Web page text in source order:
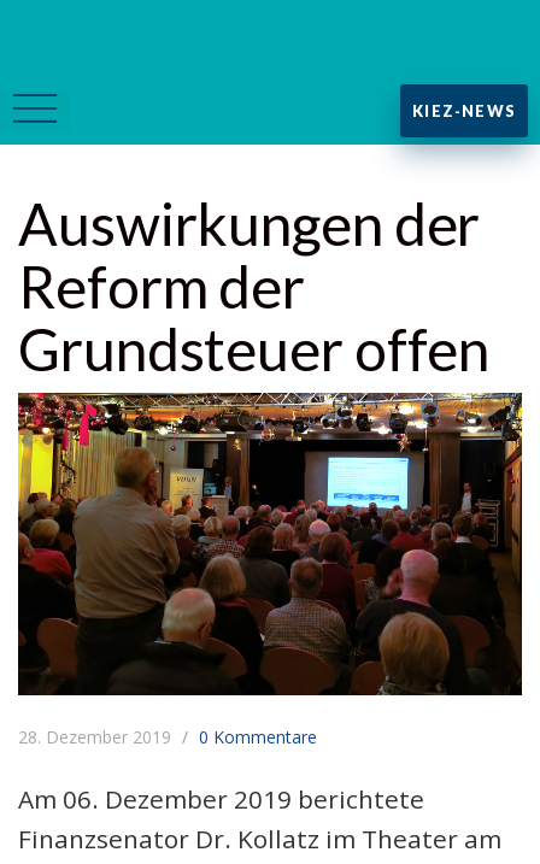
KIEZ-NEWS
Auswirkungen der
Reform der
Grundsteuer offen
28. Dezember 2019 0 Kommentare
Am 06. Dezember 2019 berichtete
Finanzsenator Dr. Kollatz im Theater am